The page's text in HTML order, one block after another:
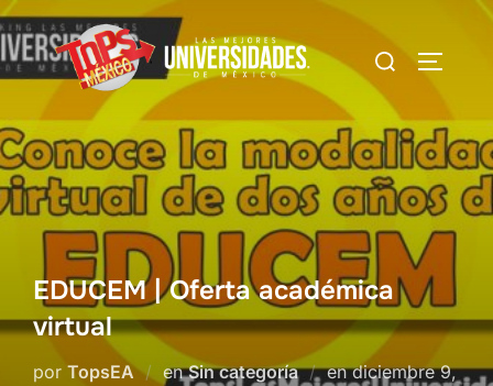
Saltar
al
contenido
Buscar:
EDUCEM | Oferta académica
virtual
por TopsEA enSin categoría enPublicado
diciembre 9,